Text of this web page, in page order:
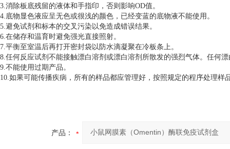
3.消除板底残留的液体和手指印，否则影响OD值。
4.底物显色液应呈无色或很浅的颜色，已经变蓝的底物液不能使用。
5.避免试剂和标本的交叉污染以免造成错误结果。
6.在储存和温育时避免强光直接照射。
7.平衡至室温后再打开密封袋以防水滴凝聚在冷板条上。
8.任何反应试剂不能接触漂白溶剂或漂白溶剂所散发的强烈气体。任何
9.不能使用过期产品。
10.如果可能传播疾病，所有的样品都应管理好，按照规定的程序处理样
产品：